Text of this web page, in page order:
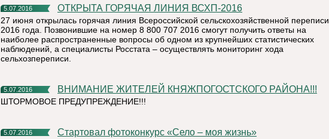
5.07.2016 ОТКРЫТА ГОРЯЧАЯ ЛИНИЯ ВСХП-2016
27 июня открылась горячая линия Всероссийской сельскохозяйственной переписи
2016 года. Позвонившие на номер 8 800 707 2016 смогут получить ответы на
наиболее распространенные вопросы об одном из крупнейших статистических
наблюдений, а специалисты Росстата – осуществлять мониторинг хода
сельхозпереписи.
5.07.2016 ВНИМАНИЕ ЖИТЕЛЕЙ КНЯЖПОГОСТСКОГО РАЙОНА!!!
ШТОРМОВОЕ ПРЕДУПРЕЖДЕНИЕ!!!
5.07.2016 Стартовал фотоконкурс «Село – моя жизнь»